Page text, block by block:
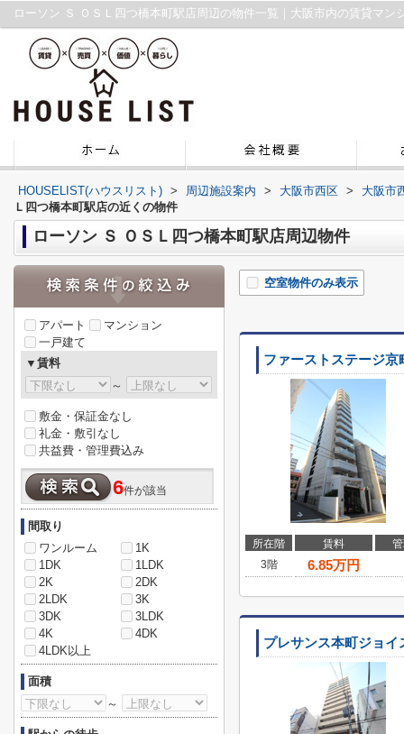
ローソン Ｓ ＯＳＬ四つ橋本町駅店周辺の物件一覧｜大阪市内の賃貸マン
HOUSELIST(ハウスリスト) > 周辺施設案内 > 大阪市西区 >
大阪市
Ｌ四つ橋本町駅店の近くの物件
ローソン Ｓ ＯＳＬ四つ橋本町駅店周辺物件
空室物件のみ表示
ファーストステージ京
所在階 賃料
3階
6.85万円
プレサンス本町ジョイ
アパート
マンション
一戸建て
▼賃料
～
敷金・保証金なし
礼金・敷引なし
共益費・管理費込み
6件が該当
間取り
ワンルーム
1K
1DK
1LDK
2K
2DK
2LDK
3K
3DK
3LDK
4K
4DK
4LDK以上
面積
～